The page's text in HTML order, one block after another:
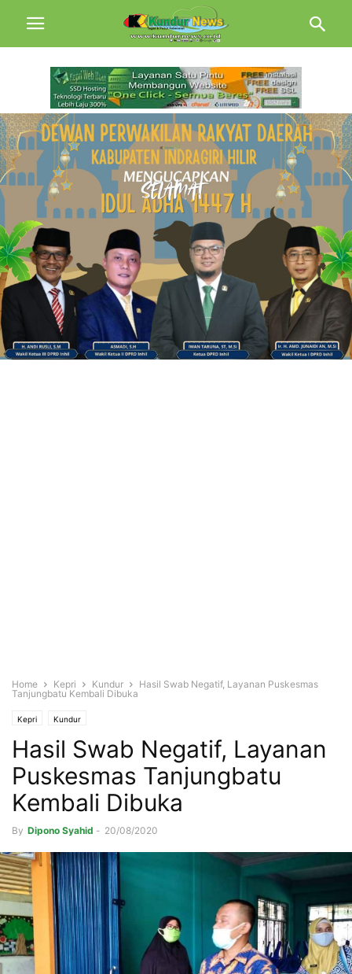
Home Kepri Kundur
Hasil Swab Negatif, Layanan Puskesmas
Tanjungbatu Kembali Dibuka
Kepri Kundur
Hasil Swab Negatif, Layanan
Puskesmas Tanjungbatu
Kembali Dibuka
By Dipono Syahid - 20/08/2020